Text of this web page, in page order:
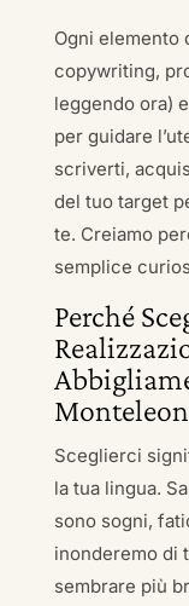
Ogni elemento
copywriting,
leggendo ora)
per guidare
scriverti,
del tuo target
te. Creiamo
semplice
Perché
Sceglierci
la tua lingua.
sono sogni,
inonderemo di
sembrare più